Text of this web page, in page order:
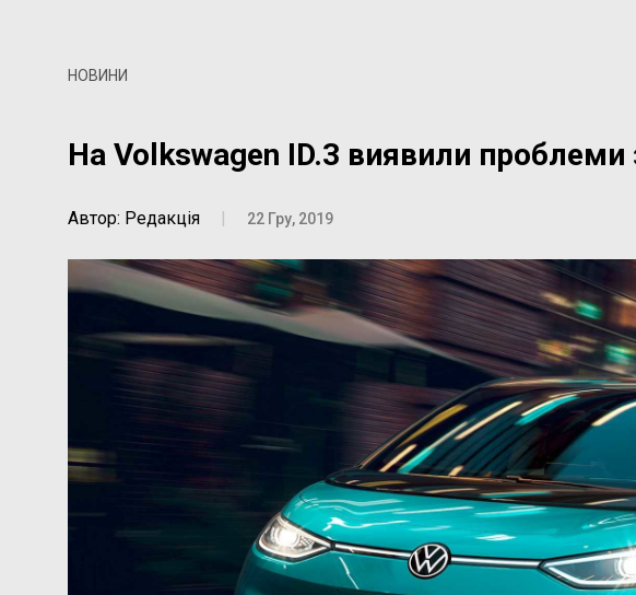
НОВИНИ
На Volkswagen ID.3 виявили
Автор: Редакція | 22 Гру, 2019